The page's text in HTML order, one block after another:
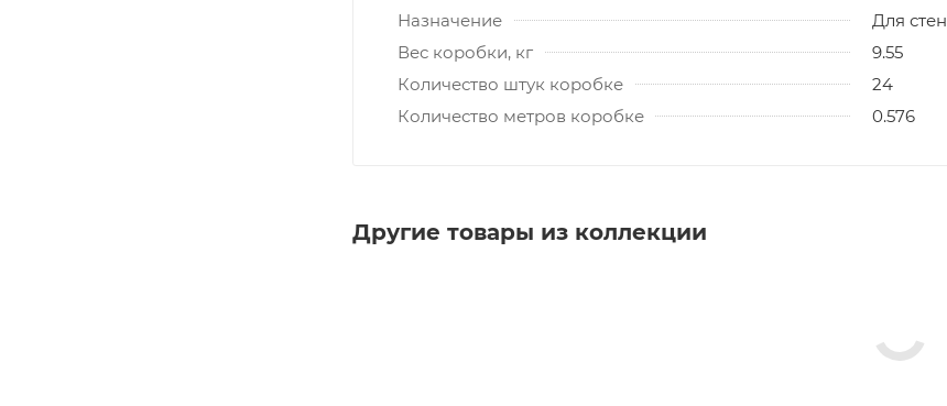
Назначение
Для стен
Вес коробки, кг
9.55
Количество штук коробке
24
Количество метров коробке
0.576
Другие товары из коллекции